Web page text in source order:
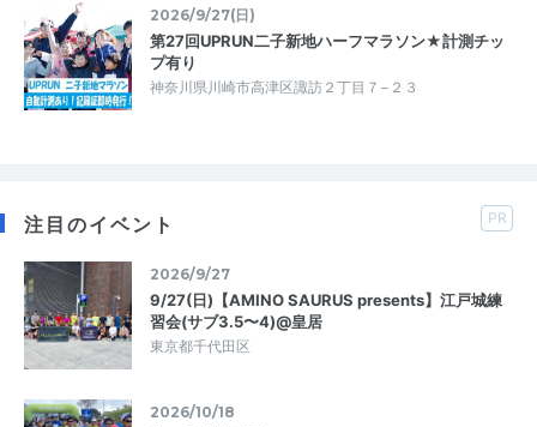
2026/9/27(日)
第27回UPRUN二子新地ハーフマラソン★計測チッ
プ有り
神奈川県川崎市高津区諏訪２丁目７−２３
注目のイベント PR
2026/9/27
9/27(日)【AMINO SAURUS presents】江戸城練
習会(サブ3.5〜4)@皇居
東京都千代田区
2026/10/18